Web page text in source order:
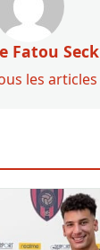
Fatou Seck
les articles